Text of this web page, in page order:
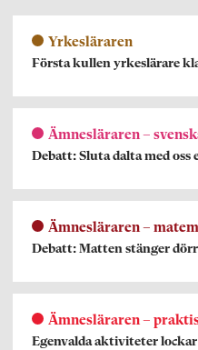
Yrkesläraren
Första kullen yrkeslärare
Ämnesläraren –
Debatt: Sluta dalta med oss
Ämnesläraren –
Debatt: Matten stänger
Ämnesläraren –
Egenvalda aktiviteter